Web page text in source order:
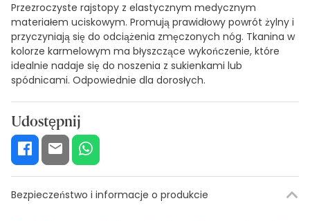
Przezroczyste rajstopy z elastycznym medycznym
materiałem uciskowym. Promują prawidłowy powrót żylny i
przyczyniają się do odciążenia zmęczonych nóg. Tkanina w
kolorze karmelowym ma błyszczące wykończenie, które
idealnie nadaje się do noszenia z sukienkami lub
spódnicami. Odpowiednie dla dorosłych.
Udostępnij
Bezpieczeństwo i informacje o produkcie